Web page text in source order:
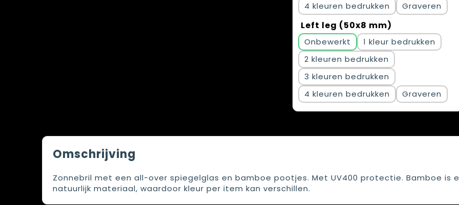
4
Graveren
Left leg (50x8 mm)
Onbewerkt
1
2
3
4
Graveren
Omschrijving
Zonnebril met een all-over spiegelglas en bamboe pootjes. Met UV400 protectie. Bamboe is
natuurlijk materiaal, waardoor kleur per item kan verschillen.